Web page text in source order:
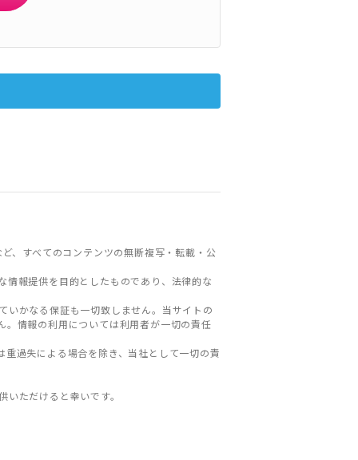
、すべてのコンテンツの無断複写・転載・公
報提供を目的としたものであり、法律的な
いかなる保証も一切致しません。当サイトの
情報の利用については利用者が一切の責任
過失による場合を除き、当社として一切の責
ただけると幸いです。